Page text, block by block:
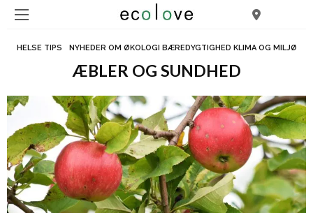
HELSE TIPS NYHEDER OM ØKOLOGI BÆREDYGTIGHED KLIMA OG MILJØ
ÆBLER OG SUNDHED